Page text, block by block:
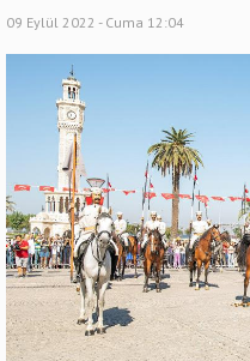
09 Eylül 2022 - Cuma 12:04